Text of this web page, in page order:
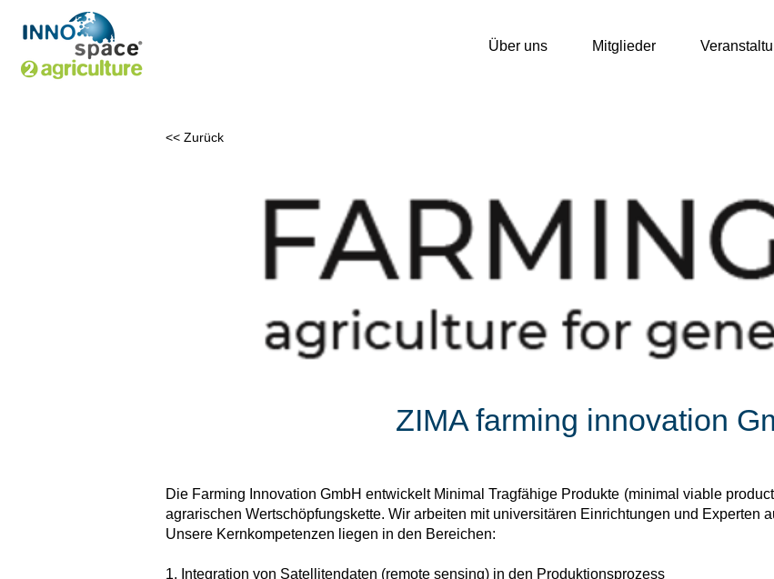
Über uns Mitglieder
<< Zurück
ZIMA farming innovation
Die Farming Innovation GmbH entwickelt Minimal Tragfähige Produkte (minimal viable
agrarischen Wertschöpfungskette. Wir arbeiten mit universitären Einrichtungen und Experten
Unsere Kernkompetenzen liegen in den Bereichen:
1. Integration von Satellitendaten (remote sensing) in den Produktionsprozess